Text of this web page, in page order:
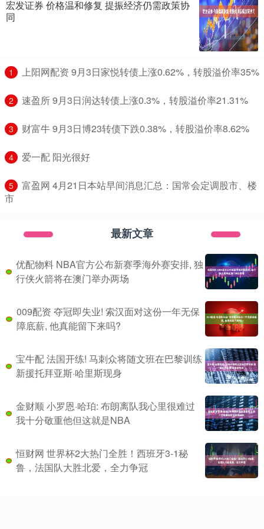
宏发证券 价格温和修复 提振经济仍需政策协
同
1 ​上阳网配资 9月3日家悦转债上涨0.62%，转股溢价率35%
2 ​速盈所 9月3日润达转债上涨0.3%，转股溢价率21.31%
3 ​财富牛 9月3日博23转债下跌0.38%，转股溢价率8.62%
4 ​爱一配 阳光很好
5
​富盈网 4月21日本站早间消息汇总：国常会定调股市、楼
市
最新文章
优配物料 NBA官方公布新赛季海外赛安排, 独
行侠火箭将在澳门举办两场
009配资 夺冠即失业! 索汉面对这份一年无保
障底薪, 他真能留下来吗?
宝牛配 法国开练! 马刺众将随文班在巴黎训练
新援托拜亚斯·哈里斯现身
金财顺 小罗恩·哈珀: 布朗离队我心里很难过
我十分敬重他但这就是NBA
恒财网 世界杯2大热门全胜！西班牙3-1秘
鲁，法国队大胜北爱，全力争冠